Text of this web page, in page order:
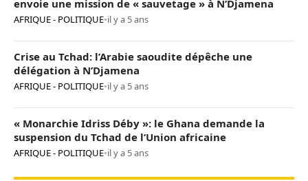
envoie une mission de « sauvetage » à N’Djamena
AFRIQUE - POLITIQUE•il y a 5 ans
Crise au Tchad: l’Arabie saoudite dépêche une
délégation à N’Djamena
AFRIQUE - POLITIQUE•il y a 5 ans
« Monarchie Idriss Déby »: le Ghana demande la
suspension du Tchad de l’Union africaine
AFRIQUE - POLITIQUE•il y a 5 ans